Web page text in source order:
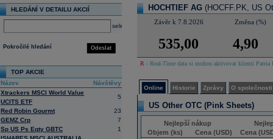
HLEDÁNÍ V DETAILU AKCIÍ
select
Odeslat
Pokročilé hledání
TOP AKCIE
Název
Návštěvy
Xtrackers MSCI World Value
UCITS ETF
5
Red Robin Gourmt
23
GEMZ Crp
7
Sp US Ps Eqty GBTC
1
HOCHTIEF AG (HOCFF.PK, US
Závěr k 7.8.2026 Změna (%)
535,00 4,90
R - Real-Time data si mohou aktivovat klienti
Online Historie Zprávy O společnosti
US Other OTC (Pink Sheets)
Nejlepší nákup
Objem (ks)
Cena (USD)
Cena